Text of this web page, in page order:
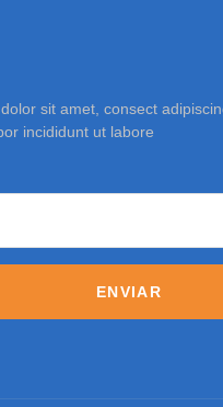
sit amet, consect
incididunt ut labore
ENVIAR